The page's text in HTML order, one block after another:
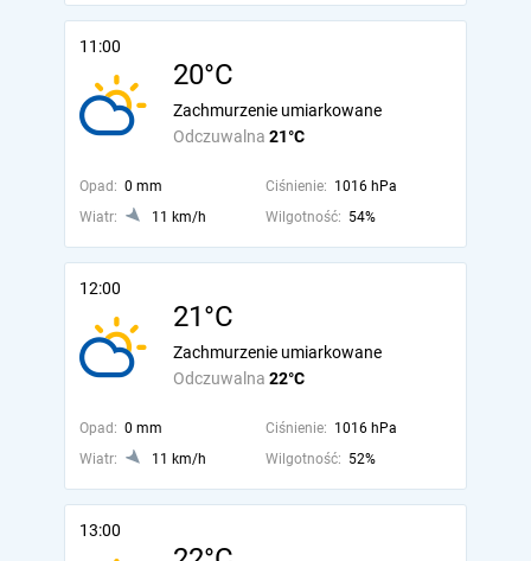
11:00
20°C
Odczuwalna 21°C
Zachmurzenie umiarkowane
Opad: 0 mm Ciśnienie: 1016 hPa
Wiatr:
11 km/h Wilgotność: 54%
12:00
21°C
Odczuwalna 22°C
Zachmurzenie umiarkowane
Opad: 0 mm Ciśnienie: 1016 hPa
Wiatr:
11 km/h Wilgotność: 52%
13:00